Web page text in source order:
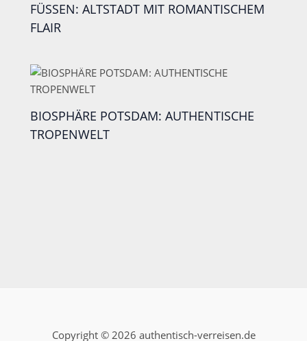
FÜSSEN: ALTSTADT MIT ROMANTISCHEM
FLAIR
BIOSPHÄRE POTSDAM: AUTHENTISCHE
TROPENWELT
Copyright © 2026 authentisch-verreisen.de